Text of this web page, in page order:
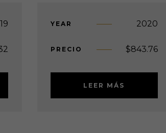
YEAR 2020
PRECIO $843.76
LEER MÁS